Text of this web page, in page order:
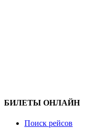
БИЛЕТЫ ОНЛАЙН
Поиск рейсов